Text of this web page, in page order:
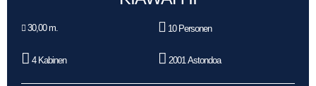
30,00 m. 10 Personen
4 Kabinen 2001 Astondoa